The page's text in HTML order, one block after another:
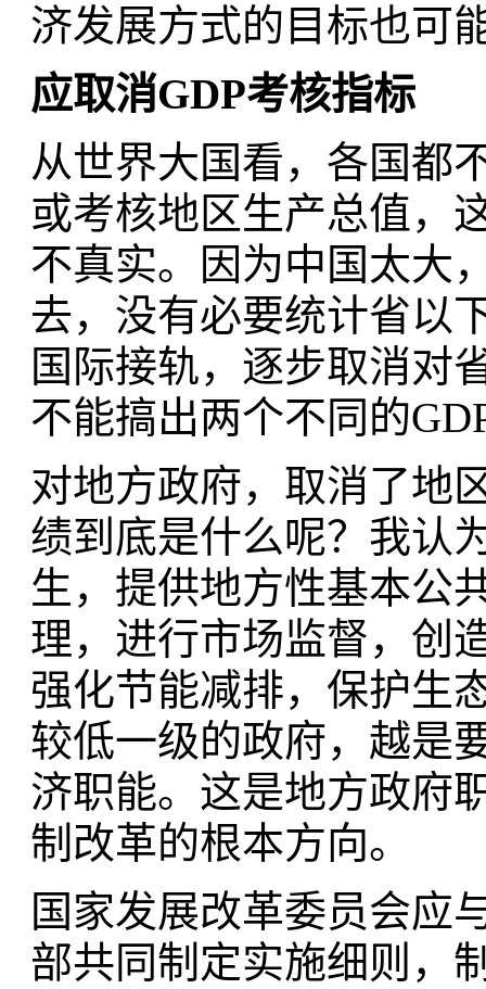
济发展方式的目标也可
应取消GDP考核指标
从世界大国看，各国都
或考核地区生产总值，
不真实。因为中国太大
去，没有必要统计省以
国际接轨，逐步取消对
不能搞出两个不同的
对地方政府，取消了地
绩到底是什么呢？我认
生，提供地方性基本公
理，进行市场监督，创
强化节能减排，保护生
较低一级的政府，越是
济职能。这是地方政府
制改革的根本方向。
国家发展改革委员会应
部共同制定实施细则，